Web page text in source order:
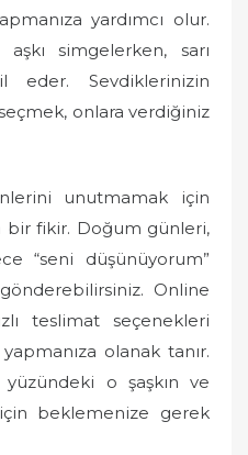
yardımcı olur.
aşkı simgelerken, sarı
eder. Sevdiklerinizin
onlara verdiğiniz
unutmamak için
bir fikir. Doğum günleri,
“seni düşünüyorum”
Online
teslimat seçenekleri
olanak tanır.
o şaşkın ve
beklemenize gerek